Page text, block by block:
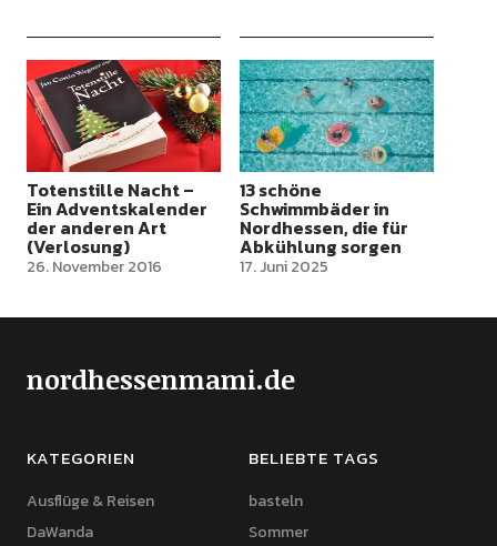
Totenstille Nacht –
Ein Adventskalender
der anderen Art
(Verlosung)
26. November 2016
13 schöne
Schwimmbäder in
Nordhessen, die für
Abkühlung sorgen
17. Juni 2025
nordhessenmami.de
KATEGORIEN
Ausflüge & Reisen
DaWanda
BELIEBTE TAGS
basteln
Sommer